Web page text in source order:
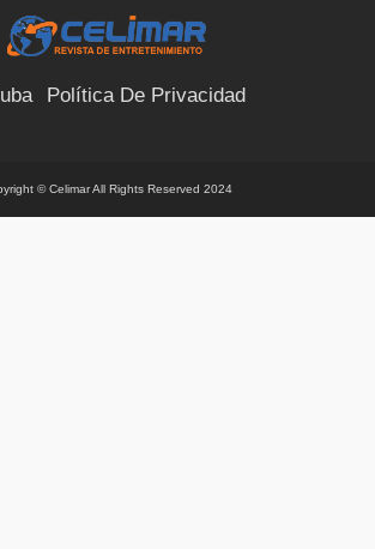
Política De Privacidad
© Celimar All Rights Reserved 2024